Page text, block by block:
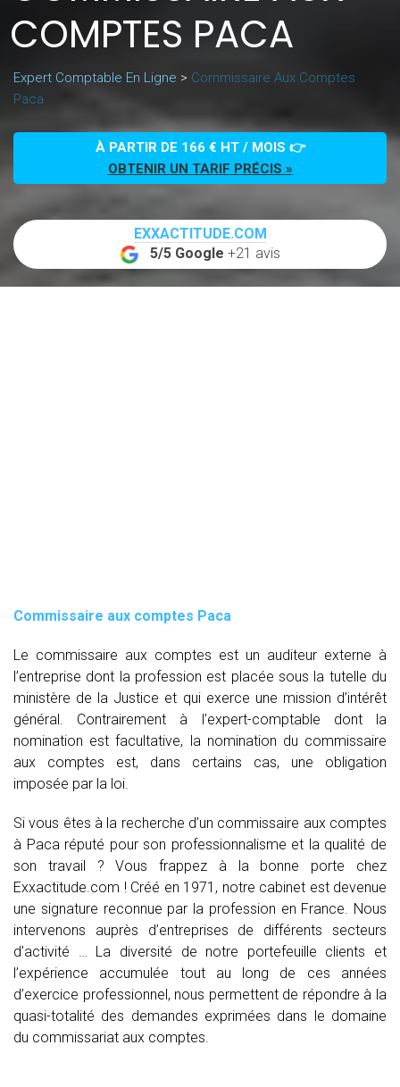
COMPTES PACA
Expert Comptable En Ligne > Commissaire Aux Comptes
Paca
À PARTIR DE 166 € HT / MOIS 👉
OBTENIR UN TARIF PRÉCIS »
EXXACTITUDE.COM
5/5 Google +21 avis
Commissaire aux comptes Paca
Le commissaire aux comptes est un auditeur externe à
l’entreprise dont la profession est placée sous la tutelle du
ministère de la Justice et qui exerce une mission d’intérêt
général. Contrairement à l’expert-comptable dont la
nomination est facultative, la nomination du commissaire
aux comptes est, dans certains cas, une obligation
imposée par la loi.
Si vous êtes à la recherche d’un commissaire aux comptes
à Paca réputé pour son professionnalisme et la qualité de
son travail ? Vous frappez à la bonne porte chez
Exxactitude.com ! Créé en 1971, notre cabinet est devenue
une signature reconnue par la profession en France. Nous
intervenons auprès d’entreprises de différents secteurs
d’activité … La diversité de notre portefeuille clients et
l’expérience accumulée tout au long de ces années
d’exercice professionnel, nous permettent de répondre à la
quasi-totalité des demandes exprimées dans le domaine
du commissariat aux comptes.